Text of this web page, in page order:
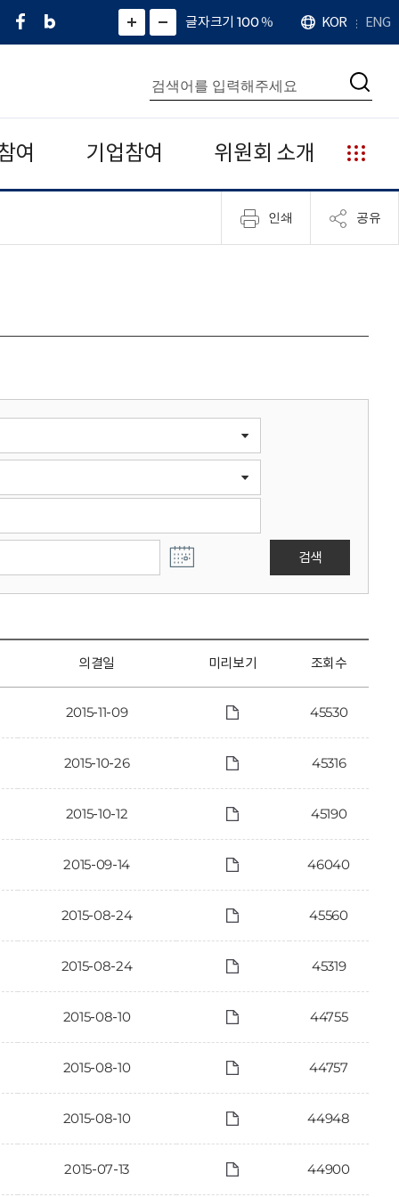
페
네
그
)
화
면
면
소
확
대
치
글자크기 100%
언
어
KOR ENG
통
합
검
색
검
여 기업참여 위원회 소개
누
리
집
안
인쇄 공유
검색
의결일 미리보기 조회수
2015-11-09 45530
2015-10-26 45316
2015-10-12 45190
2015-09-14 46040
2015-08-24 45560
2015-08-24 45319
2015-08-10 44755
2015-08-10 44757
2015-08-10 44948
2015-07-13 44900